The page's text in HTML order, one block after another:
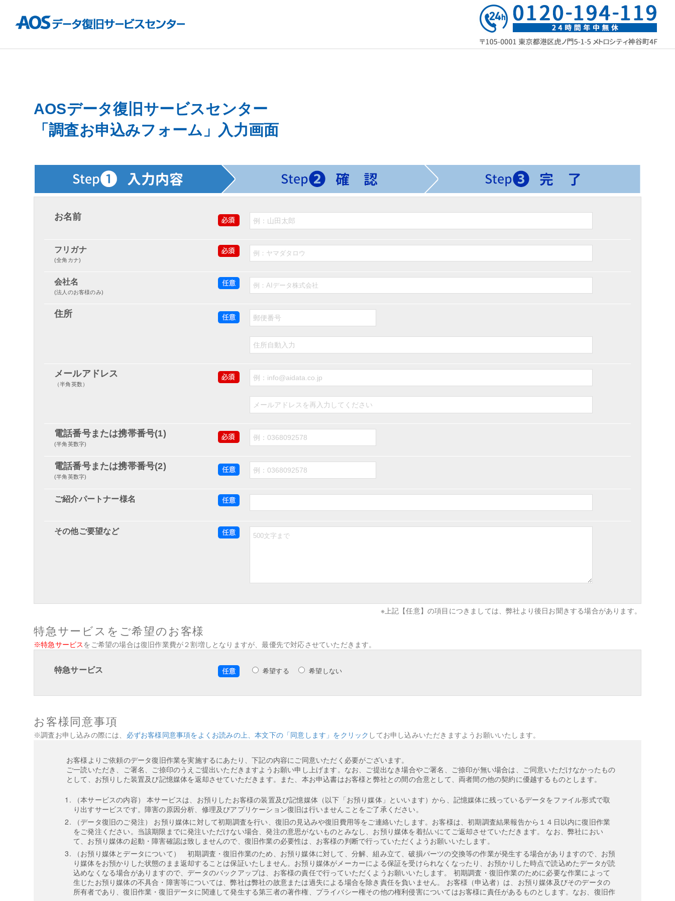
AOSデータ復旧サービスセンター
「調査お申込みフォーム」入力画面
お名前
フリガナ
(全角カナ)
会社名
(法人のお客様のみ)
住所
メールアドレス
（半角英数）
電話番号または携帯番号(1)
(半角英数字)
電話番号または携帯番号(2)
(半角英数字)
ご紹介パートナー様名
その他ご要望など
※上記【任意】の項目につきましては、弊社より後日お聞きする場合があります。
特急サービスをご希望のお客様
※特急サービスをご希望の場合は復旧作業費が２割増しとなりますが、最優先で対応させていただきます。
特急サービス 希望する 希望しない
お客様同意事項
※調査お申し込みの際には、 必ずお客様同意事項をよくお読みの上、本文下の「同意します」をクリック してお申し込みいただきますようお願いいたします。
お客様よりご依頼のデータ復旧作業を実施するにあたり、下記の内容にご同意いただく必要がございます。
ご一読いただき、ご署名、ご捺印のうえご提出いただきますようお願い申し上げます。なお、ご提出なき場合やご署名、ご捺印が無い場合は、ご同意いただけなかったもの
として、お預りした装置及び記憶媒体を返却させていただきます。また、本お申込書はお客様と弊社との間の合意として、両者間の他の契約に優越するものとします。
（本サービスの内容） 本サービスは、お預りしたお客様の装置及び記憶媒体（以下「お預り媒体」といいます）から、記憶媒体に残っているデータをファイル形式で取
り出すサービスです。障害の原因分析、修理及びアプリケーション復旧は行いませんことをご了承ください。
（データ復旧のご発注） お預り媒体に対して初期調査を行い、復旧の見込みや復旧費用等をご連絡いたします。お客様は、初期調査結果報告から１４日以内に復旧作業
をご発注ください。当該期限までに発注いただけない場合、発注の意思がないものとみなし、お預り媒体を着払いにてご返却させていただきます。 なお、弊社におい
て、お預り媒体の起動・障害確認は致しませんので、復旧作業の必要性は、お客様の判断で行っていただくようお願いいたします。
（お預り媒体とデータについて） 初期調査・復旧作業のため、お預り媒体に対して、分解、組み立て、破損パーツの交換等の作業が発生する場合がありますので、お預
り媒体をお預かりした状態のまま返却することは保証いたしません。お預り媒体がメーカーによる保証を受けられなくなったり、お預かりした時点で読込めたデータが読
込めなくなる場合がありますので、データのバックアップは、お客様の責任で行っていただくようお願いいたします。 初期調査・復旧作業のために必要な作業によって
生じたお預り媒体の不具合・障害等については、弊社は弊社の故意または過失による場合を除き責任を負いません。 お客様（申込者）は、お預り媒体及びそのデータの
所有者であり、復旧作業・復旧データに関連して発生する第三者の著作権、プライバシー権その他の権利侵害についてはお客様に責任があるものとします。なお、復旧作